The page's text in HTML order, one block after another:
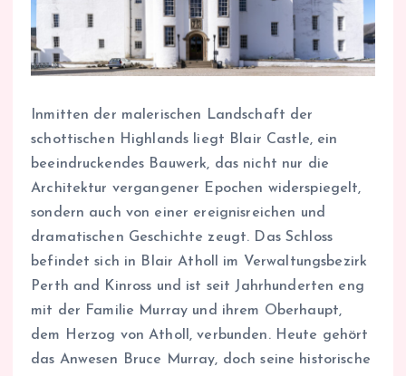
Inmitten der malerischen Landschaft der
schottischen Highlands liegt Blair Castle, ein
beeindruckendes Bauwerk, das nicht nur die
Architektur vergangener Epochen widerspiegelt,
sondern auch von einer ereignisreichen und
dramatischen Geschichte zeugt. Das Schloss
befindet sich in Blair Atholl im Verwaltungsbezirk
Perth and Kinross und ist seit Jahrhunderten eng
mit der Familie Murray und ihrem Oberhaupt,
dem Herzog von Atholl, verbunden. Heute gehört
das Anwesen Bruce Murray, doch seine historische